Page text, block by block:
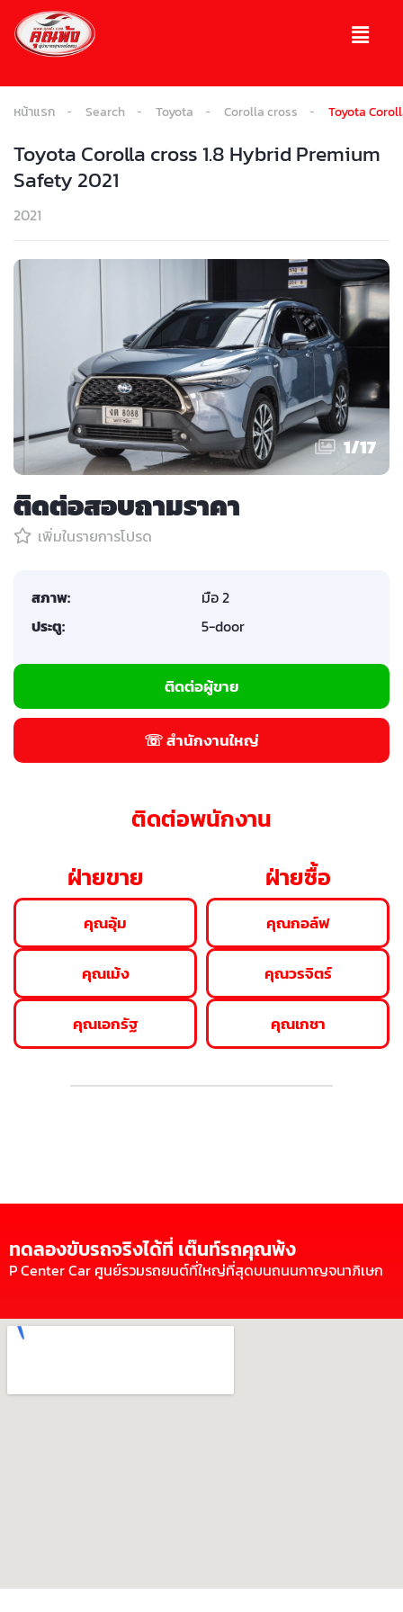
หน้าแรก Search Toyota Corolla cross Toyota
Toyota Corolla cross 1.8 Hybrid Premium
Safety 2021
2021
1/17
ติดต่อสอบถามราคา
เพิ่มในรายการโปรด
สภาพ:
มือ 2
ประตู:
5-door
ติดต่อผู้ขาย
☏ สำนักงานใหญ่
ติดต่อพนักงาน
ฝ่ายขาย
คุณอุ้ม
คุณเม้ง
คุณเอกรัฐ
ฝ่ายซื้อ
คุณกอล์ฟ
คุณวรจิตร์
คุณเกชา
ทดลองขับรถจริงได้ที่ เต๊นท์รถคุณพ้ง
P Center Car ศูนย์รวมรถยนต์ที่ใหญ่ที่สุดบนถนนกาญจนาภิเษก